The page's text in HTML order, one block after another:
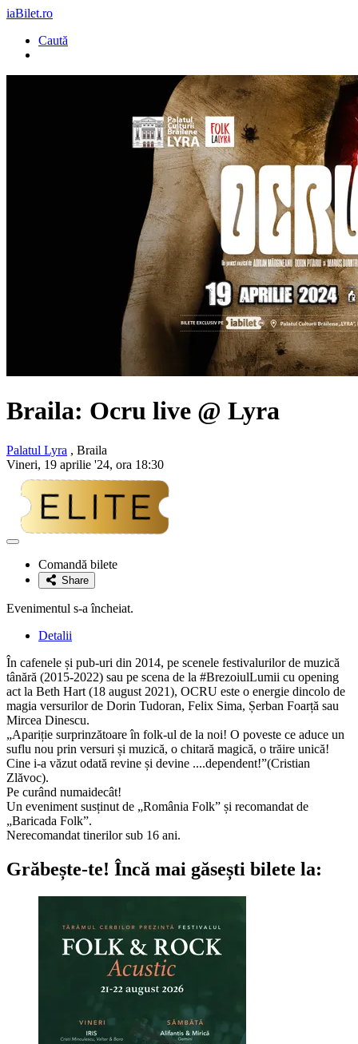
iaBilet.ro
Caută
Braila: Ocru live @ Lyra
Palatul Lyra , Braila
Vineri, 19 aprilie '24, ora 18:30
Adaugă
favoriteComandă bilete
Share
Evenimentul s-a încheiat.
Detalii
În cafenele și pub-uri din 2014, pe scenele festivalurilor de muzică
tânără (2015-2022) sau pe scena de la #BrezoiulLumii cu opening
act la Beth Hart (18 august 2021), OCRU este o energie dincolo de
magia versurilor de Dorin Tudoran, Felix Sima, Șerban Foarță sau
Mircea Dinescu.
„Apariție surprinzătoare în folk-ul de la noi! O poveste ce aduce un
suflu nou prin versuri și muzică, o chitară magică, o trăire unică!
Cine i-a văzut odată revine și devine ....dependent!”(Cristian
Zlăvoc).
Pe curând numaidecât!
Un eveniment susținut de „România Folk” și recomandat de
„Baricada Folk”.
Nerecomandat tinerilor sub 16 ani.
Grăbește-te! Încă mai găsești bilete la: